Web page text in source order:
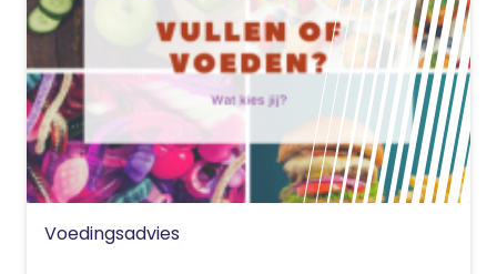
Voedingsadvies